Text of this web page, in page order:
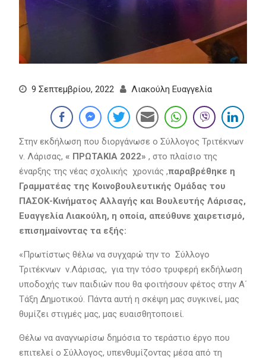
9 Σεπτεμβρίου, 2022 Λιακούλη Ευαγγελία
Στην εκδήλωση που διοργάνωσε ο Σύλλογος Τριτέκνων
ν. Λάρισας, « ΠΡΩΤΑΚΙΑ 2022» , στο πλαίσιο της
έναρξης της νέας σχολικής χρονιάς ,παραβρέθηκε η
Γραμματέας της Κοινοβουλευτικής Ομάδας του
ΠΑΣΟΚ-Κινήματος Αλλαγής και Βουλευτής Λάρισας,
Ευαγγελία Λιακούλη, η οποία, απεύθυνε χαιρετισμό,
επισημαίνοντας τα εξής:
«Πρωτίστως θέλω να συγχαρώ την το Σύλλογο
Τριτέκνων ν.Λάρισας, για την τόσο τρυφερή εκδήλωση
υποδοχής των παιδιών που θα φοιτήσουν φέτος στην Α΄
Τάξη Δημοτικού. Πάντα αυτή η σκέψη μας συγκινεί, μας
θυμίζει στιγμές μας, μας ευαισθητοποιεί.
Θέλω να αναγνωρίσω δημόσια το τεράστιο έργο που
επιτελεί ο Σύλλογος, υπενθυμίζοντας μέσα από τη